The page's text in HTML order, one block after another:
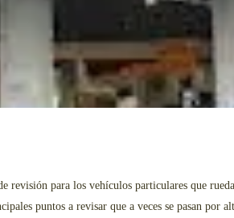
revisión para los vehículos particulares que
puntos a revisar que a veces se pasan por